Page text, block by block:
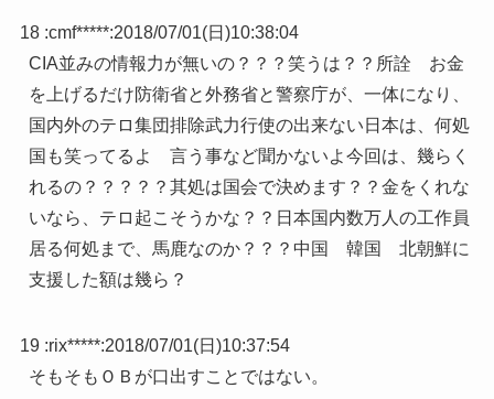
18 :cmf*****:2018/07/01(日)10:38:04
CIA並みの情報力が無いの？？？笑うは？？所詮 お金
を上げるだけ防衛省と外務省と警察庁が、一体になり、
国内外のテロ集団排除武力行使の出来ない日本は、何処
国も笑ってるよ 言う事など聞かないよ今回は、幾らく
れるの？？？？？其処は国会で決めます？？金をくれな
いなら、テロ起こそうかな？？日本国内数万人の工作員
居る何処まで、馬鹿なのか？？？中国 韓国 北朝鮮に
支援した額は幾ら？
19 :rix*****:2018/07/01(日)10:37:54
そもそもＯＢが口出すことではない。